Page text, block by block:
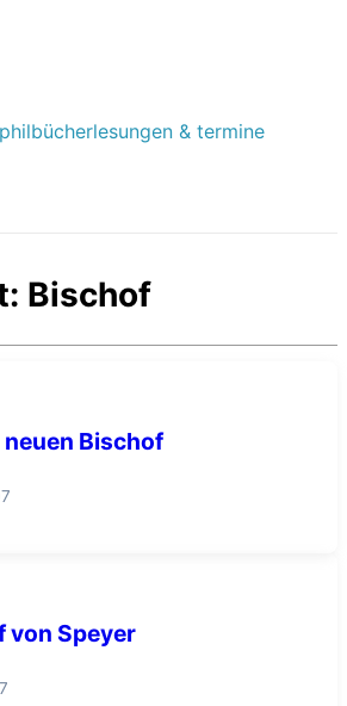
bücherlesungen & termine
Bischof
Bischof
von Speyer